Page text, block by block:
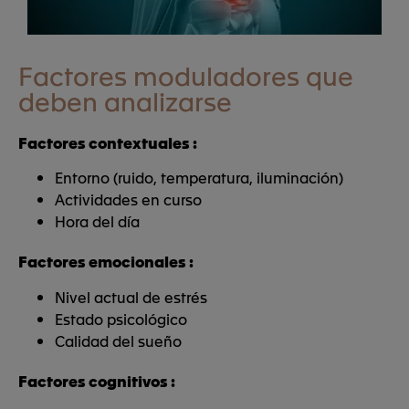
Factores moduladores que
deben analizarse
Factores contextuales :
Entorno (ruido, temperatura, iluminación)
Actividades en curso
Hora del día
Factores emocionales :
Nivel actual de estrés
Estado psicológico
Calidad del sueño
Factores cognitivos :